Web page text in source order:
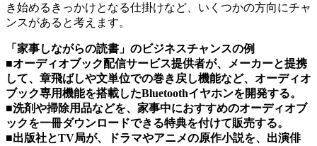
き始めるきっかけとなる仕掛けなど、いくつかの方向にチャ
ンスがあると考えます。
「家事しながらの読書」のビジネスチャンスの例
■オーディオブック配信サービス提供者が、メーカーと提携
して、章飛ばしや文単位での巻き戻し機能など、オーディオ
ブック専用機能を搭載したBluetoothイヤホンを開発する。
■洗剤や掃除用品などを、家事中におすすめのオーディオブ
ックを一冊ダウンロードできる特典を付けて販売する。
■出版社とTV局が、ドラマやアニメの原作小説を、出演俳